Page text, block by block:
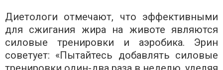
Диетологи отмечают, что эффективными
для сжигания жира на животе являются
силовые тренировки и аэробика. Эрин
советует: «Пытайтесь добавлять силовые